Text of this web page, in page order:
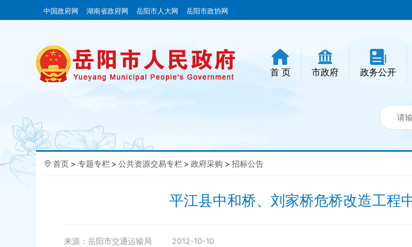
中国政府网 湖南省政府网 岳阳市人大网 岳阳市政协网
首 页 市政府 政务公开
首页 > 专题专栏 > 公共资源交易专栏 > 政府采购 > 招标公告
平江县中和桥、刘家桥危桥改造工程
来源：岳阳市交通运输局 2012-10-10